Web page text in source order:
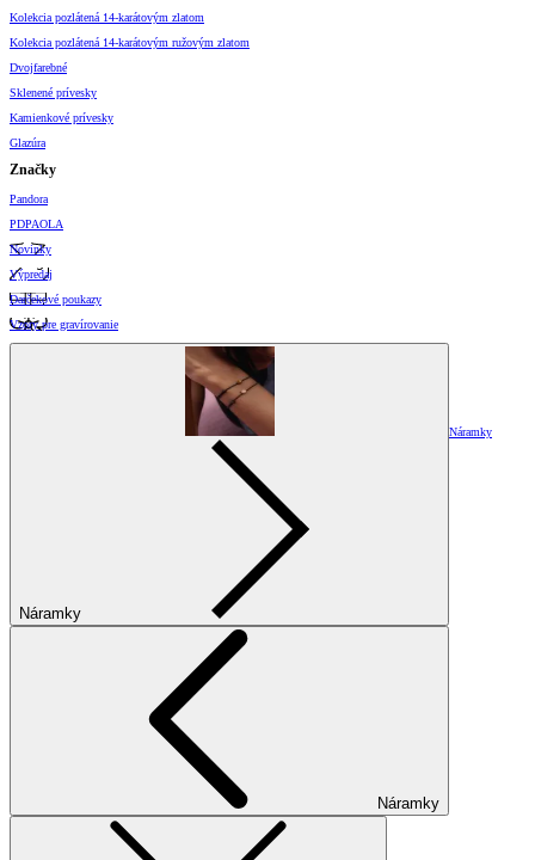
Kolekcia pozlátená 14-karátovým zlatom
Kolekcia pozlátená 14-karátovým ružovým zlatom
Dvojfarebné
Sklenené prívesky
Kamienkové prívesky
Glazúra
Značky
Pandora
PDPAOLA
Novinky
Výpredaj
Darčekové poukazy
Vzory pre gravírovanie
Náramky
Náramky
Náramky